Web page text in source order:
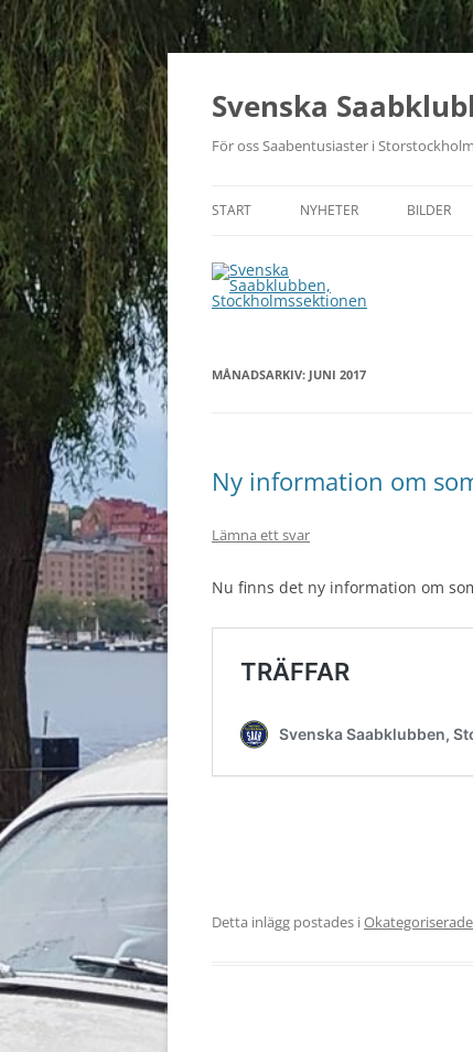
Svenska
För oss Saabentusiaster i
START NYHETER BILDER
MÅNADSARKIV: JUNI 2017
Ny information om
Lämna ett svar
Nu finns det ny information om
Detta inlägg postades iOkategoriserade